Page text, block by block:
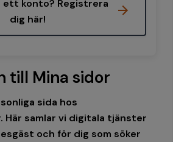
ett konto? Registrera
dig här!
till Mina sidor
sida hos
Här samlar vi digitala tjänster
och för dig som söker